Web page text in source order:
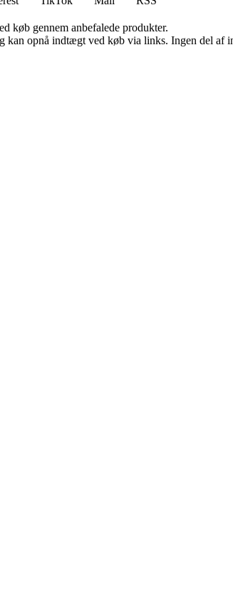
køb gennem anbefalede produkter.
opnå indtægt ved køb via links. Ingen del af